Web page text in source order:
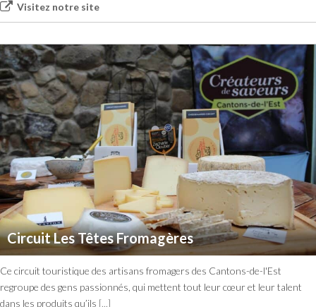
Visitez notre site
Circuit Les Têtes Fromagères
Ce circuit touristique des artisans fromagers des Cantons-de-l'Est
regroupe des gens passionnés, qui mettent tout leur cœur et leur talent
dans les produits qu’ils [...]